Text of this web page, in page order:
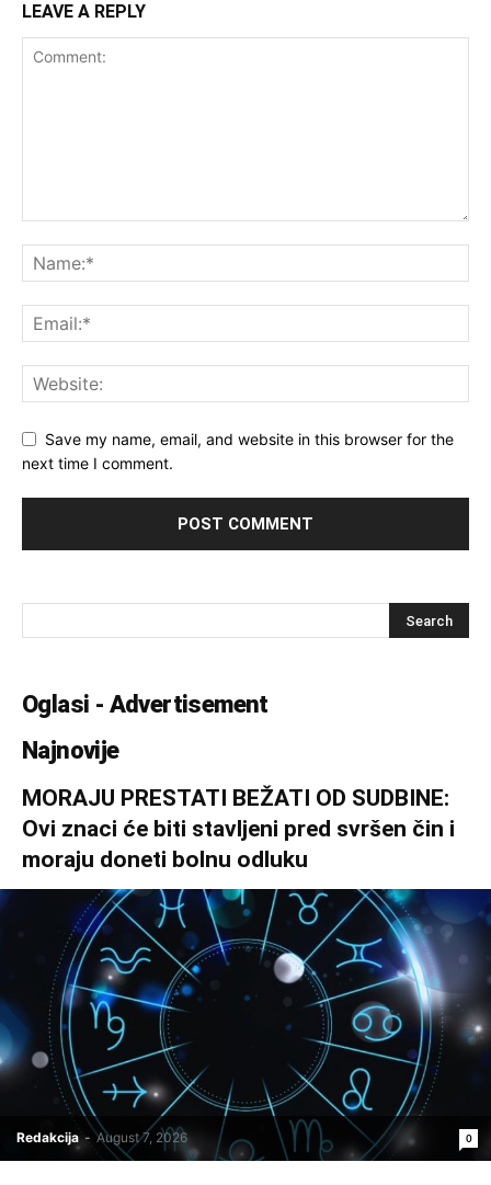
LEAVE A REPLY
Save my name, email, and website in this browser for the
next time I comment.
Oglasi - Advertisement
Najnovije
MORAJU PRESTATI BEŽATI OD SUDBINE:
Ovi znaci će biti stavljeni pred svršen čin i
moraju doneti bolnu odluku
Redakcija - August 7, 2026 0